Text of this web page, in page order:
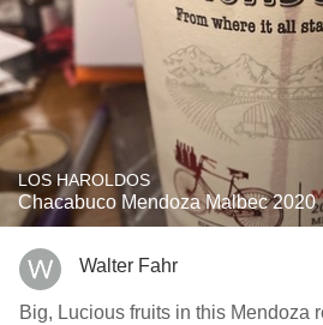
LOS HAROLDOS
Chacabuco Mendoza Malbec 2020
Walter Fahr
Big, Lucious fruits in this Mendoza